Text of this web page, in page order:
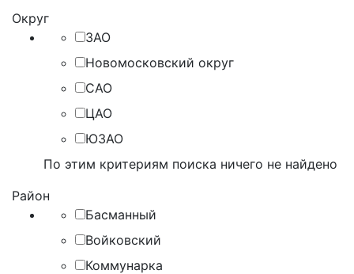
Округ
ЗАО
Новомосковский округ
САО
ЦАО
ЮЗАО
По этим критериям поиска ничего не найдено
Район
Басманный
Войковский
Коммунарка